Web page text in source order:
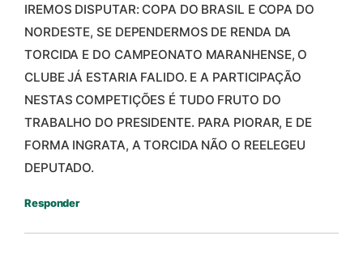
IREMOS DISPUTAR: COPA DO BRASIL E COPA DO
NORDESTE, SE DEPENDERMOS DE RENDA DA
TORCIDA E DO CAMPEONATO MARANHENSE, O
CLUBE JÁ ESTARIA FALIDO. E A PARTICIPAÇÃO
NESTAS COMPETIÇÕES É TUDO FRUTO DO
TRABALHO DO PRESIDENTE. PARA PIORAR, E DE
FORMA INGRATA, A TORCIDA NÃO O REELEGEU
DEPUTADO.
Responder